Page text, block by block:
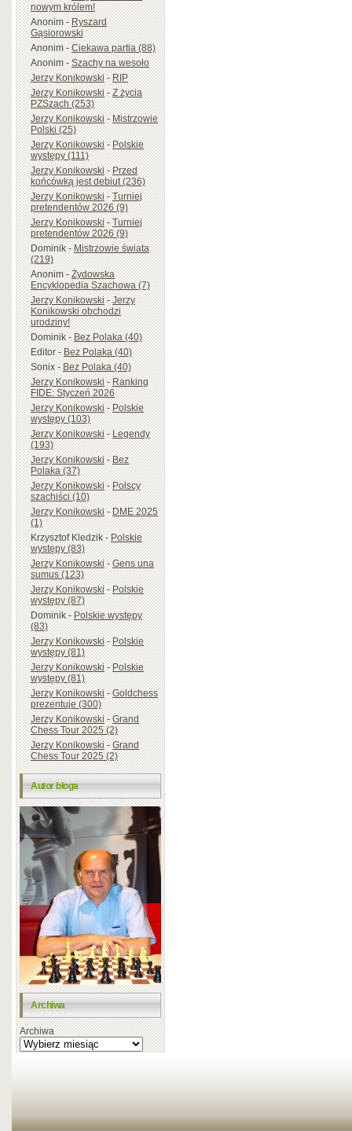
nowym królem!
Anonim-Ryszard
Gąsiorowski
Anonim-Ciekawa partia (88)
Anonim-Szachy na wesoło
Jerzy Konikowski-RIP
Jerzy Konikowski-Z życia
PZSzach (253)
Jerzy Konikowski-Mistrzowie
Polski (25)
Jerzy Konikowski-Polskie
występy (111)
Jerzy Konikowski-Przed
końcówką jest debiut (236)
Jerzy Konikowski-Turniej
pretendentów 2026 (9)
Jerzy Konikowski-Turniej
pretendentów 2026 (9)
Dominik-Mistrzowie świata
(219)
Anonim-Żydowska
Encyklopedia Szachowa (7)
Jerzy Konikowski-Jerzy
Konikowski obchodzi
urodziny!
Dominik-Bez Polaka (40)
Editor-Bez Polaka (40)
Sonix-Bez Polaka (40)
Jerzy Konikowski-Ranking
FIDE: Styczeń 2026
Jerzy Konikowski-Polskie
występy (103)
Jerzy Konikowski-Legendy
(193)
Jerzy Konikowski-Bez
Polaka (37)
Jerzy Konikowski-Polscy
szachiści (10)
Jerzy Konikowski-DME 2025
(1)
Krzysztof Kledzik-Polskie
występy (83)
Jerzy Konikowski-Gens una
sumus (123)
Jerzy Konikowski-Polskie
występy (87)
Dominik-Polskie występy
(83)
Jerzy Konikowski-Polskie
występy (81)
Jerzy Konikowski-Polskie
występy (81)
Jerzy Konikowski-Goldchess
prezentuje (300)
Jerzy Konikowski-Grand
Chess Tour 2025 (2)
Jerzy Konikowski-Grand
Chess Tour 2025 (2)
Autor bloga
Archiwa
Archiwa